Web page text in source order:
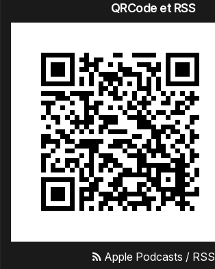
QRCode et RSS
Apple Podcasts / RSS